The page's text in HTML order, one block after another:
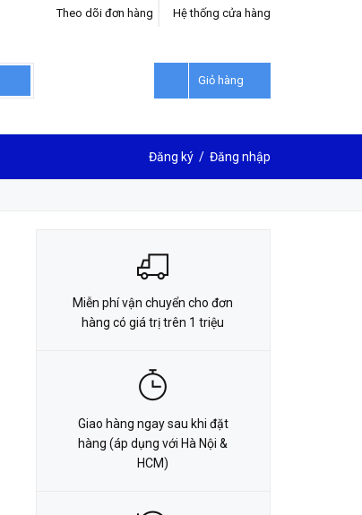
Hệ thống cửa hàng
Theo dõi đơn hàng
Giỏ hàng
Đăng ký / Đăng nhập
LIÊN HỆ ĐẶT HÀNG
Miễn phí vận chuyển cho đơn
hàng có giá trị trên 1 triệu
Giao hàng ngay sau khi đặt
hàng (áp dụng với Hà Nội &
HCM)